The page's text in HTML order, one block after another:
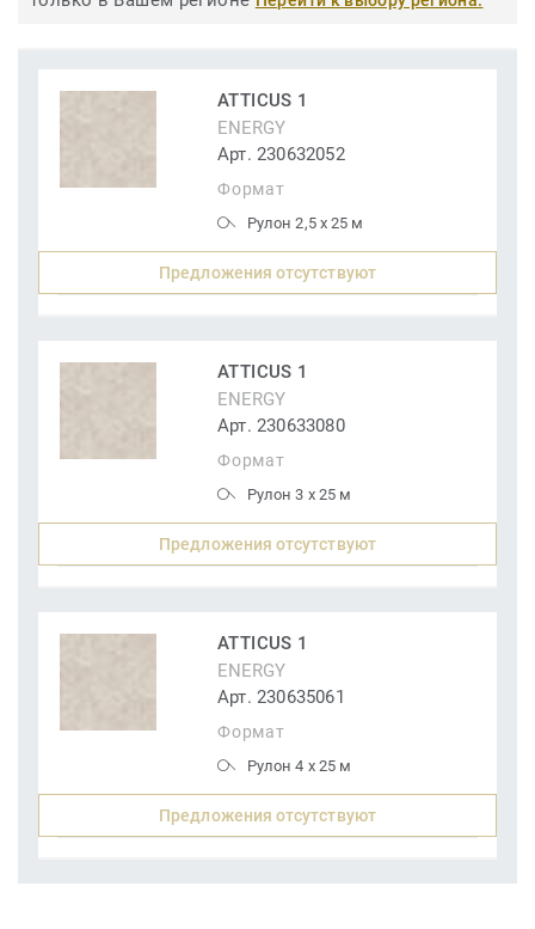
ATTICUS 1
ENERGY
Арт. 230632052
Формат
Рулон 2,5 x 25 м
Предложения отсутствуют
ATTICUS 1
ENERGY
Арт. 230633080
Формат
Рулон 3 x 25 м
Предложения отсутствуют
ATTICUS 1
ENERGY
Арт. 230635061
Формат
Рулон 4 x 25 м
Предложения отсутствуют